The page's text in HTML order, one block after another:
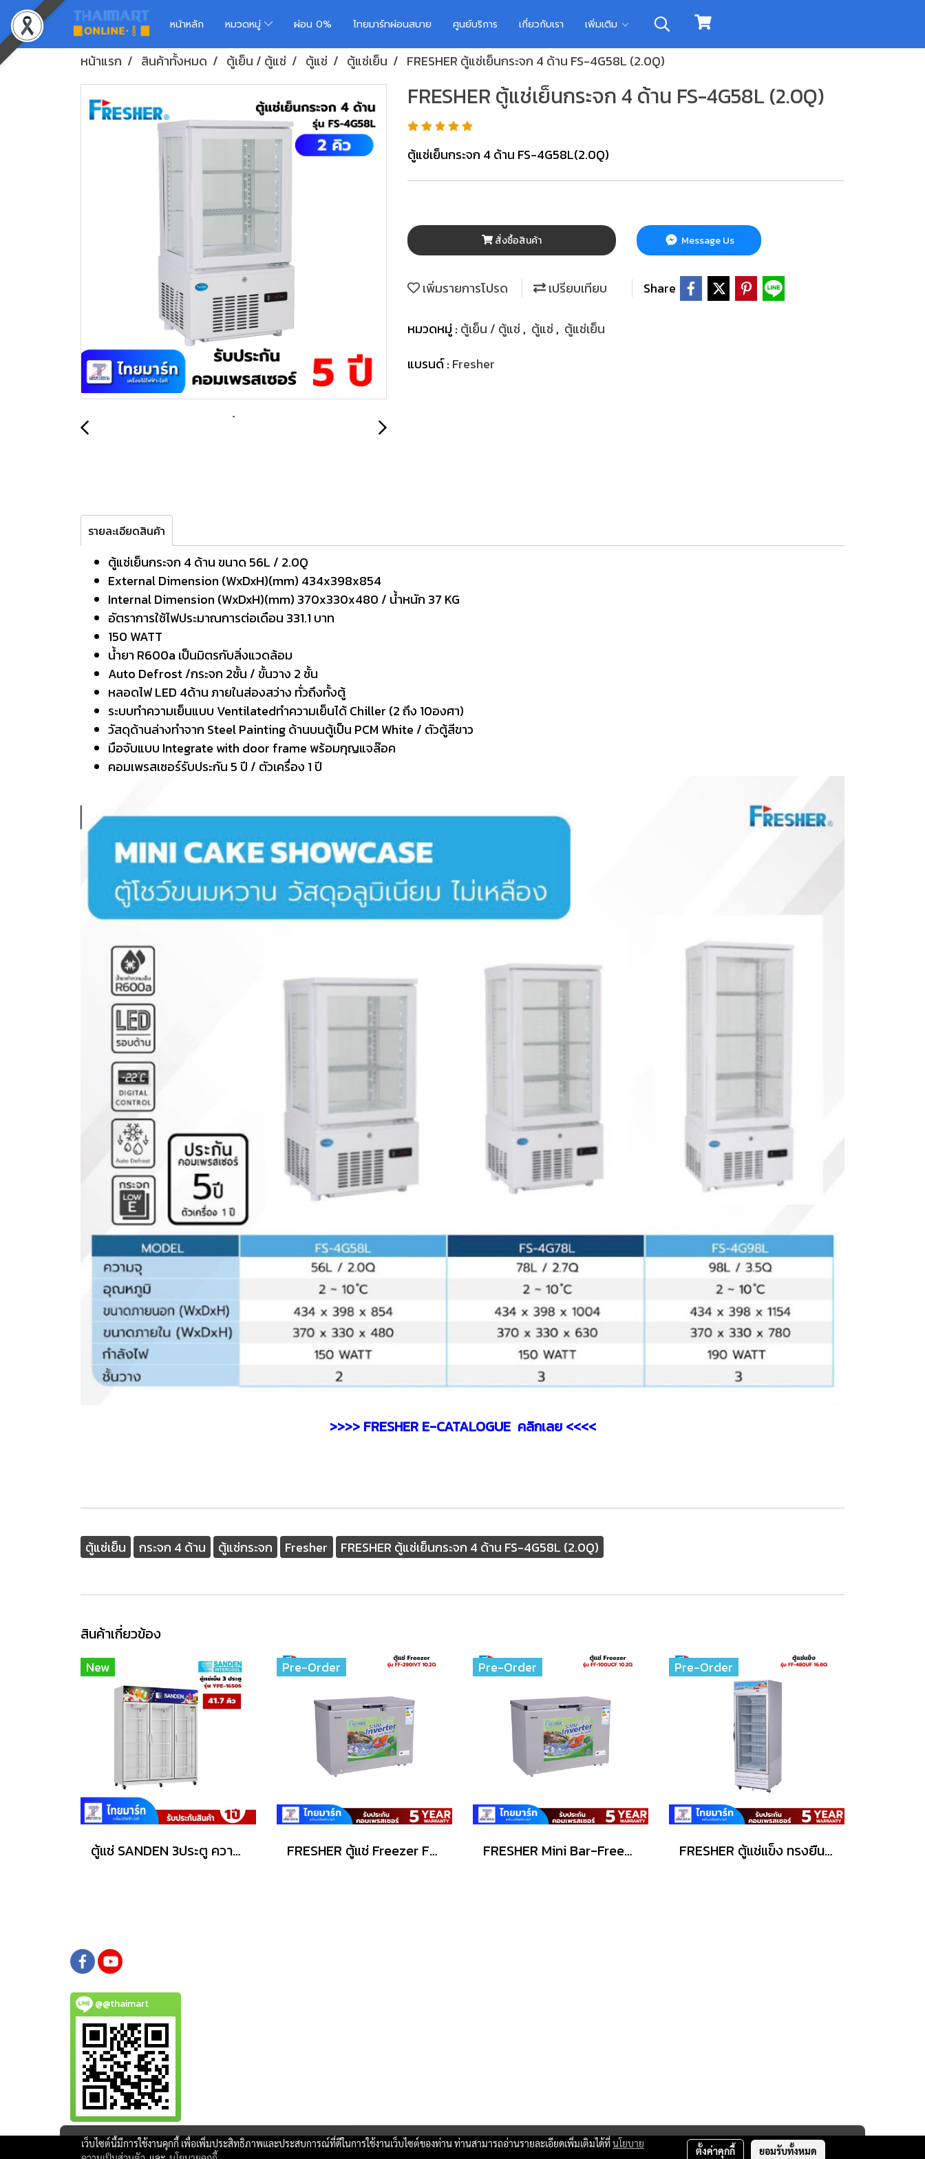
หน้าหลัก หมวดหมู่ ผ่อน 0% ไทยมาร์ทผ่อนสบาย ศูนย์บริการ เกี่ยวกับเรา เพิ่มเติม
หน้าแรก สินค้าทั้งหมด ตู้เย็น / ตู้แช่ ตู้แช่ ตู้แช่เย็น FRESHER ตู้แช่เย็นกระจก 4 ด้าน FS-4G58L (2.0Q)
FRESHER ตู้แช่เย็นกระจก 4 ด้าน FS-4G58L (2.0Q)
ตู้แช่เย็นกระจก 4 ด้าน FS-4G58L(2.0Q)
สั่งซื้อสินค้า Message Us
เพิ่มรายการโปรด เปรียบเทียบ Share
หมวดหมู่ : ตู้เย็น / ตู้แช่ , ตู้แช่ , ตู้แช่เย็น
แบรนด์ : Fresher
รายละเอียดสินค้า
ตู้แช่เย็นกระจก 4 ด้าน ขนาด 56L / 2.0Q
External Dimension (WxDxH)(mm) 434x398x854
Internal Dimension (WxDxH)(mm) 370x330x480 / น้ำหนัก 37 KG
อัตราการใช้ไฟประมาณการต่อเดือน 331.1 บาท
150 WATT
น้ำยา R600a เป็นมิตรกับสิ่งแวดล้อม
Auto Defrost /กระจก 2ชั้น / ขั้นวาง 2 ชั้น
หลอดไฟ LED 4ด้าน ภายในส่องสว่าง ทั่วถึงทั้งตู้
ระบบทำความเย็นแบบ Ventilatedทำความเย็นได้ Chiller (2 ถึง 10องศา)
วัสดุด้านล่างทำจาก Steel Painting ด้านบนตู้เป็น PCM White / ตัวตู้สีขาว
มือจับแบบ Integrate with door frame พร้อมกุญแจล๊อค
คอมเพรสเซอร์รับประกัน 5 ปี / ตัวเครื่อง 1 ปี
>>>> FRESHER E-CATALOGUE คลิกเลย <<<<
ตู้แช่เย็น กระจก 4 ด้าน ตู้แช่กระจก Fresher FRESHER ตู้แช่เย็นกระจก 4 ด้าน FS-4G58L (2.0Q)
สินค้าเกี่ยวข้อง
New
ตู้แช่ SANDEN 3ประตู ความจุ 41.7 คิว รุ่น YPE-1650S
Pre-Order
FRESHER ตู้แช่ Freezer FF-290IVT(10.2Q)
Pre-Order
FRESHER Mini Bar-Freezer FF-100UCF
Pre-Order
FRESHER ตู้แช่แข็ง ทรงยืน รุ่น FF-480UF
@@thaimart
Copy right by www.thaimartonline.com
เว็บไซต์นี้มีการใช้งานคุกกี้ เพื่อเพิ่มประสิทธิภาพและประสบการณ์ที่ดีในการใช้งานเว็บไซต์ของท่าน ท่านสามารถอ่านรายละเอียดเพิ่มเติมได้ที่นโยบาย
ตั้งค่าคุกกี้ ยอมรับทั้งหมด